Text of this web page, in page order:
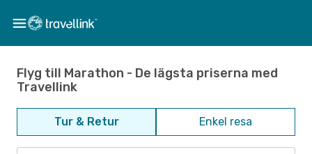
Flyg till Marathon - De lägsta priserna med
Travellink
Tur & Retur Enkel resa